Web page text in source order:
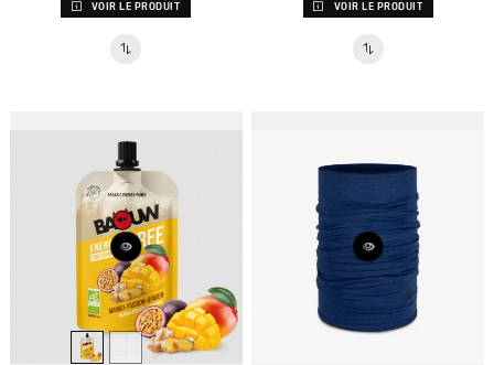
VOIR LE PRODUIT VOIR LE PRODUIT